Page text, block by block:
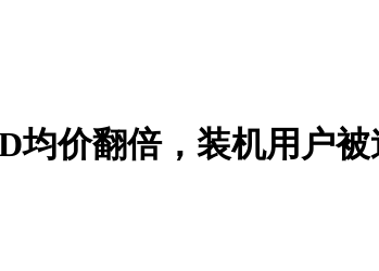
均价翻倍，装机用户